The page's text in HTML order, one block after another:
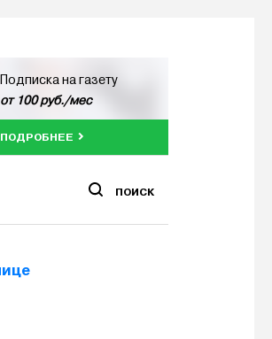
Подписка на газету
от 100 руб./мес
ПОДРОБНЕЕ
ПОИСК